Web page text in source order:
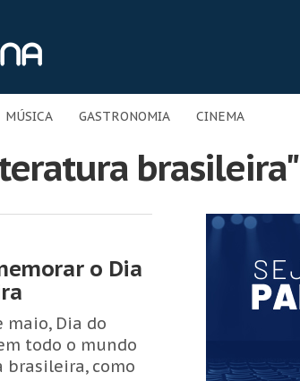
MÚSICA GASTRONOMIA CINEMA
brasileira"
o Dia
maio, Dia do
todo o mundo
como